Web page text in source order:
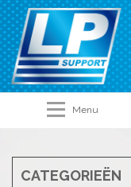
Menu
CATEGORIEËN